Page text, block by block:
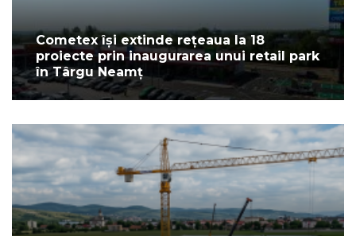
Cometex își extinde rețeaua la 18
proiecte prin inaugurarea unui retail park
în Târgu Neamț